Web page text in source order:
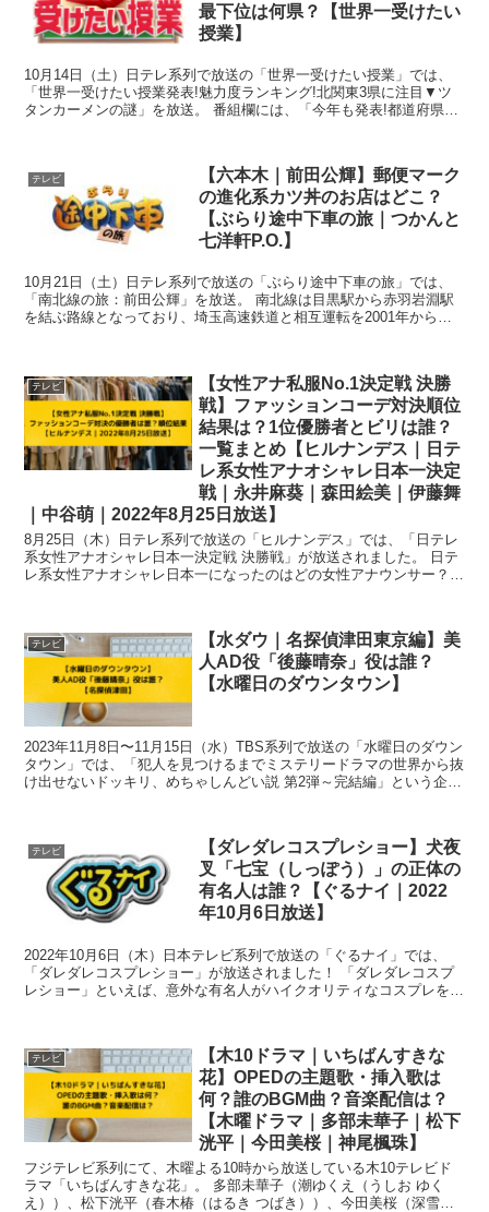
最下位は何県？【世界一受けたい
授業】
10月14日（土）日テレ系列で放送の「世界一受けたい授業」では、
「世界一受けたい授業発表!魅力度ランキング!北関東3県に注目▼ツ
タンカーメンの謎」を放送。 番組欄には、「今年も発表!都道府県魅
テレビ
【六本木｜前田公輝】郵便マーク
の進化系カツ丼のお店はどこ？
【ぶらり途中下車の旅｜つかんと
七洋軒P.O.】
10月21日（土）日テレ系列で放送の「ぶらり途中下車の旅」では、
「南北線の旅：前田公輝」を放送。 南北線は目黒駅から赤羽岩淵駅
を結ぶ路線となっており、埼玉高速鉄道と相互運転を2001年から行
テレビ
【女性アナ私服No.1決定戦 決勝
戦】ファッションコーデ対決順位
結果は？1位優勝者とビリは誰？
一覧まとめ【ヒルナンデス｜日テ
レ系女性アナオシャレ日本一決定
戦｜永井麻葵｜森田絵美｜伊藤舞
｜中谷萌｜2022年8月25日放送】
8月25日（木）日テレ系列で放送の「ヒルナンデス」では、「日テレ
系女性アナオシャレ日本一決定戦 決勝戦」が放送されました。 日テ
レ系女性アナオシャレ日本一になったのはどの女性アナウンサー？一
テレビ
【水ダウ｜名探偵津田東京編】美
人AD役「後藤晴奈」役は誰？
【水曜日のダウンタウン】
2023年11月8日〜11月15日（水）TBS系列で放送の「水曜日のダウン
タウン」では、「犯人を見つけるまでミステリードラマの世界から抜
け出せないドッキリ、めちゃしんどい説 第2弾～完結編」という企画
テレビ
【ダレダレコスプレショー】犬夜
叉「七宝（しっぽう）」の正体の
有名人は誰？【ぐるナイ｜2022
年10月6日放送】
2022年10月6日（木）日本テレビ系列で放送の「ぐるナイ」では、
「ダレダレコスプレショー」が放送されました！ 「ダレダレコスプ
レショー」といえば、意外な有名人がハイクオリティなコスプレをす
テレビ
【木10ドラマ｜いちばんすきな
花】OPEDの主題歌・挿入歌は
何？誰のBGM曲？音楽配信は？
【木曜ドラマ｜多部未華子｜松下
洸平｜今田美桜｜神尾楓珠】
フジテレビ系列にて、木曜よる10時から放送している木10テレビド
ラマ「いちばんすきな花」。 多部未華子（潮ゆくえ（うしお ゆく
え））、松下洸平（春木椿（はるき つばき））、今田美桜（深雪